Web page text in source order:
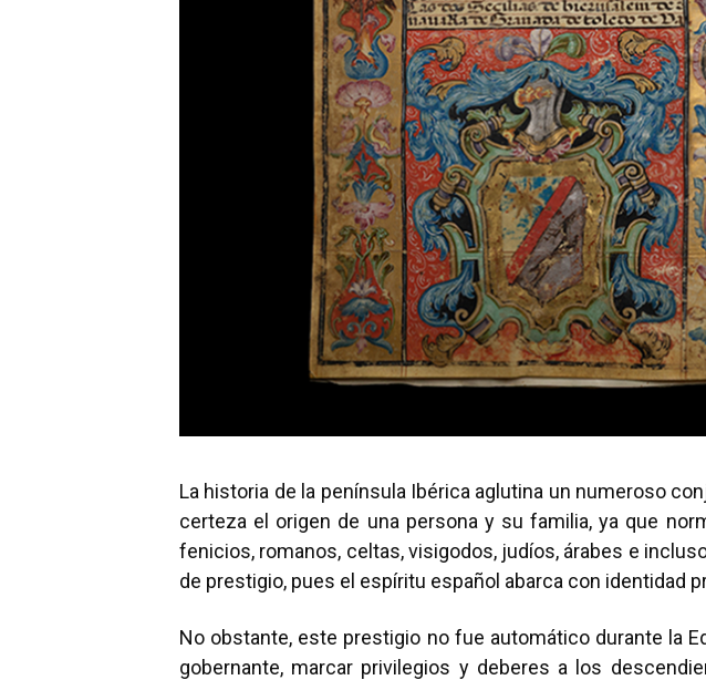
La historia de la península Ibérica aglutina un numeroso
certeza el origen de una persona y su familia, ya que
fenicios, romanos, celtas, visigodos, judíos, árabes e
de prestigio, pues el espíritu español abarca con identidad
No obstante, este prestigio no fue automático durante la
gobernante, marcar privilegios y deberes a los